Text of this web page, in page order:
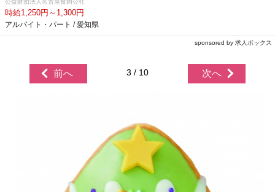
公益財団法人名古屋食肉公社
時給1,250円～1,300円
アルバイト・パート / 愛知県
sponsored by 求人ボックス
前へ 3 / 10 次へ